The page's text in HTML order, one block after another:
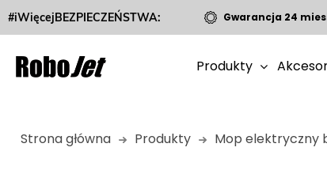
#iWięcejBEZPIECZEŃSTWA: Gwarancja 24
Produkty
Strona główna Produkty Mop elektryczny